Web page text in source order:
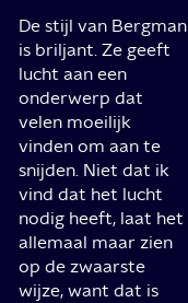
De stijl van Bergman
is briljant. Ze geeft
lucht aan een
onderwerp dat
velen moeilijk
vinden om aan te
snijden. Niet dat ik
vind dat het lucht
nodig heeft, laat het
allemaal maar zien
op de zwaarste
wijze, want dat is